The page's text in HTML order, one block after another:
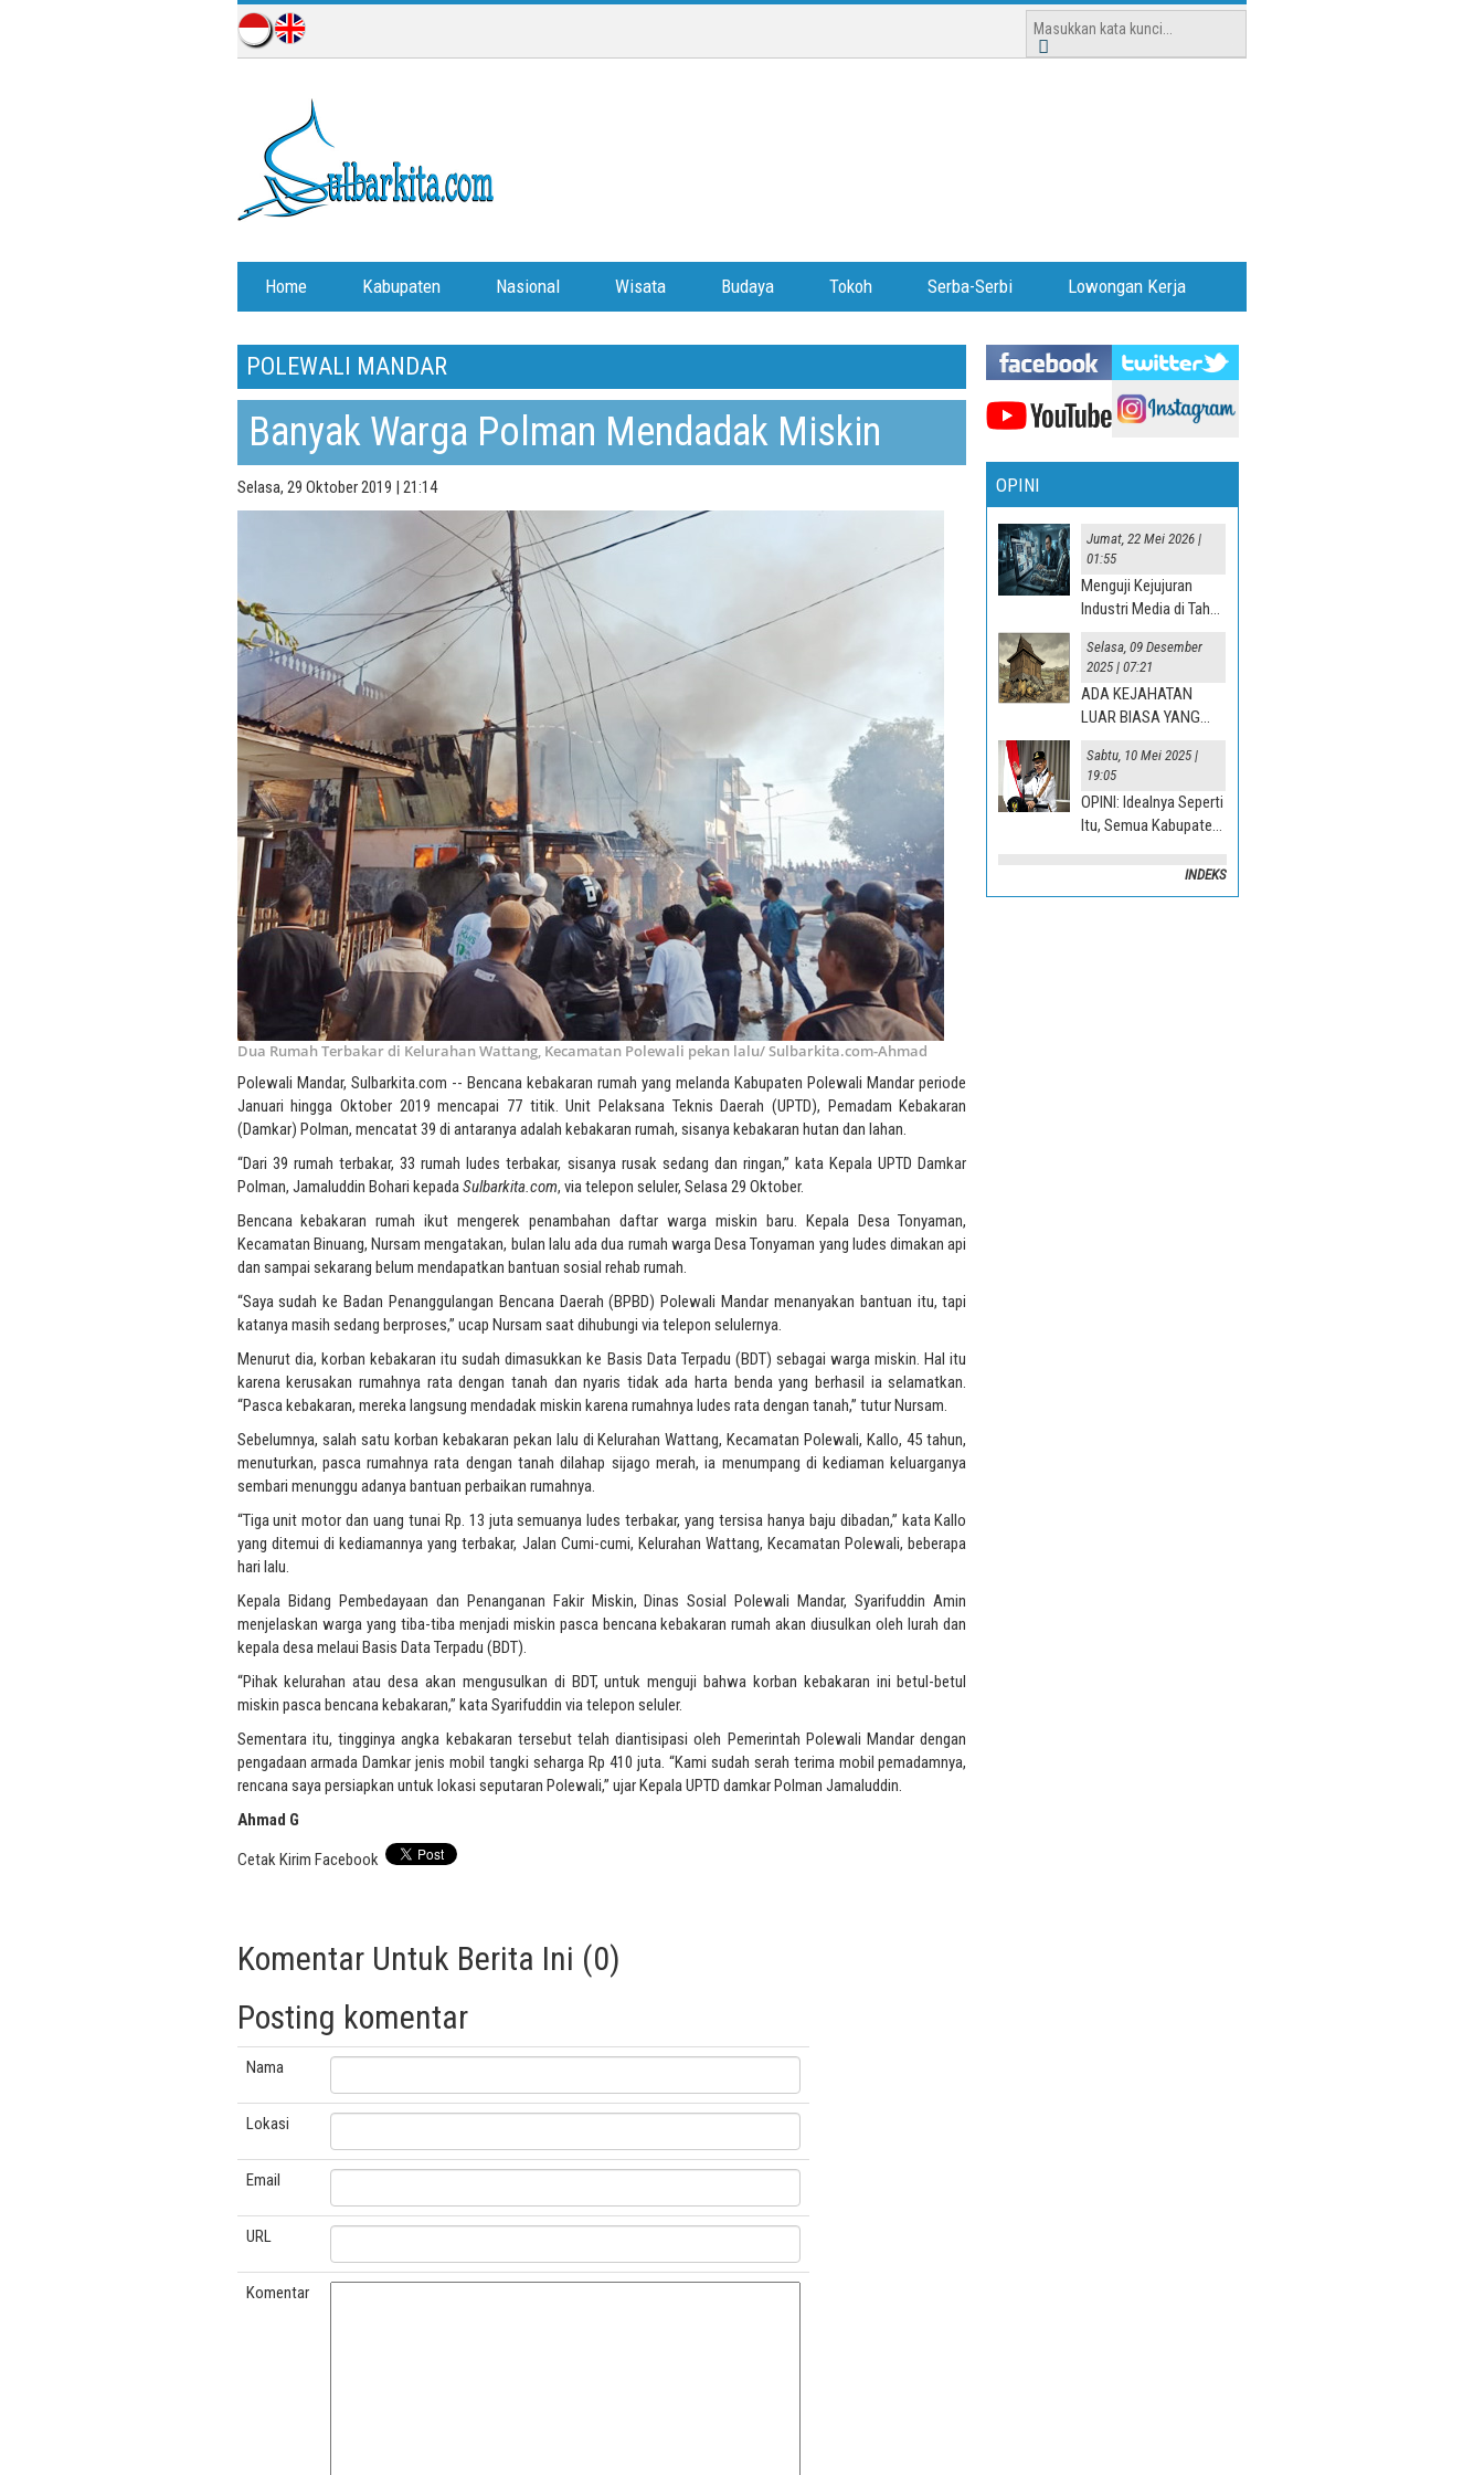
Home Kabupaten Nasional Wisata Budaya Tokoh Serba-Serbi Lowongan Kerja
POLEWALI MANDAR
Banyak Warga Polman Mendadak Miskin
Selasa, 29 Oktober 2019 | 21:14
Dua Rumah Terbakar di Kelurahan Wattang, Kecamatan Polewali pekan lalu/ Sulbarkita.com-Ahmad
Polewali Mandar, Sulbarkita.com -- Bencana kebakaran rumah yang melanda Kabupaten Polewali Mandar periode
Januari hingga Oktober 2019 mencapai 77 titik. Unit Pelaksana Teknis Daerah (UPTD), Pemadam Kebakaran
(Damkar) Polman, mencatat 39 di antaranya adalah kebakaran rumah, sisanya kebakaran hutan dan lahan.
“Dari 39 rumah terbakar, 33 rumah ludes terbakar, sisanya rusak sedang dan ringan,” kata Kepala UPTD Damkar
Polman, Jamaluddin Bohari kepadaSulbarkita.com, via telepon seluler, Selasa 29 Oktober.
Bencana kebakaran rumah ikut mengerek penambahan daftar warga miskin baru. Kepala Desa Tonyaman,
Kecamatan Binuang, Nursam mengatakan, bulan lalu ada dua rumah warga Desa Tonyaman yang ludes dimakan api
dan sampai sekarang belum mendapatkan bantuan sosial rehab rumah.
“Saya sudah ke Badan Penanggulangan Bencana Daerah (BPBD) Polewali Mandar menanyakan bantuan itu, tapi
katanya masih sedang berproses,” ucap Nursam saat dihubungi via telepon selulernya.
Menurut dia, korban kebakaran itu sudah dimasukkan ke Basis Data Terpadu (BDT) sebagai warga miskin. Hal itu
karena kerusakan rumahnya rata dengan tanah dan nyaris tidak ada harta benda yang berhasil ia selamatkan.
“Pasca kebakaran, mereka langsung mendadak miskin karena rumahnya ludes rata dengan tanah,” tutur Nursam.
Sebelumnya, salah satu korban kebakaran pekan lalu di Kelurahan Wattang, Kecamatan Polewali, Kallo, 45 tahun,
menuturkan, pasca rumahnya rata dengan tanah dilahap sijago merah, ia menumpang di kediaman keluarganya
sembari menunggu adanya bantuan perbaikan rumahnya.
“Tiga unit motor dan uang tunai Rp. 13 juta semuanya ludes terbakar, yang tersisa hanya baju dibadan,” kata Kallo
yang ditemui di kediamannya yang terbakar, Jalan Cumi-cumi, Kelurahan Wattang, Kecamatan Polewali, beberapa
hari lalu.
Kepala Bidang Pembedayaan dan Penanganan Fakir Miskin, Dinas Sosial Polewali Mandar, Syarifuddin Amin
menjelaskan warga yang tiba-tiba menjadi miskin pasca bencana kebakaran rumah akan diusulkan oleh lurah dan
kepala desa melaui Basis Data Terpadu (BDT).
“Pihak kelurahan atau desa akan mengusulkan di BDT, untuk menguji bahwa korban kebakaran ini betul-betul
miskin pasca bencana kebakaran,” kata Syarifuddin via telepon seluler.
Sementara itu, tingginya angka kebakaran tersebut telah diantisipasi oleh Pemerintah Polewali Mandar dengan
pengadaan armada Damkar jenis mobil tangki seharga Rp 410 juta. “Kami sudah serah terima mobil pemadamnya,
rencana saya persiapkan untuk lokasi seputaran Polewali,” ujar Kepala UPTD damkar Polman Jamaluddin.
Ahmad G
Cetak Kirim Facebook
Komentar Untuk Berita Ini (0)
Posting komentar
Nama
Lokasi
Email
URL
Komentar
OPINI
Jumat, 22 Mei 2026 |
01:55
Menguji Kejujuran
Industri Media di Tahun
Selasa, 09 Desember
2025 | 07:21
ADA KEJAHATAN
LUAR BIASA YANG
Sabtu, 10 Mei 2025 |
19:05
OPINI: Idealnya Seperti
Itu, Semua Kabupaten
INDEKS